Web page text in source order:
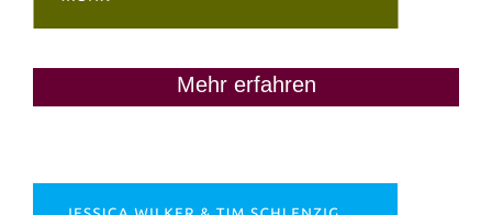
Mehr erfahren